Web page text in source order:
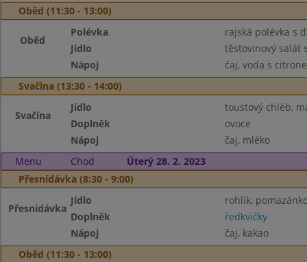
Oběd (11:30 - 13:00)
Oběd
Polévka
rajská polévka s
Jídlo
těstovinový salát
Nápoj
čaj, voda s
Svačina (13:30 - 14:00)
Svačina
Jídlo
toustový chléb,
Doplněk
ovoce
Nápoj
čaj, mléko
Menu
Chod
Úterý 28. 2. 2023
Přesnídávka (8:30 - 9:00)
Přesnídávka
Jídlo
rohlík,
Doplněk
ředkvičky
Nápoj
čaj, kakao
Oběd (11:30 - 13:00)